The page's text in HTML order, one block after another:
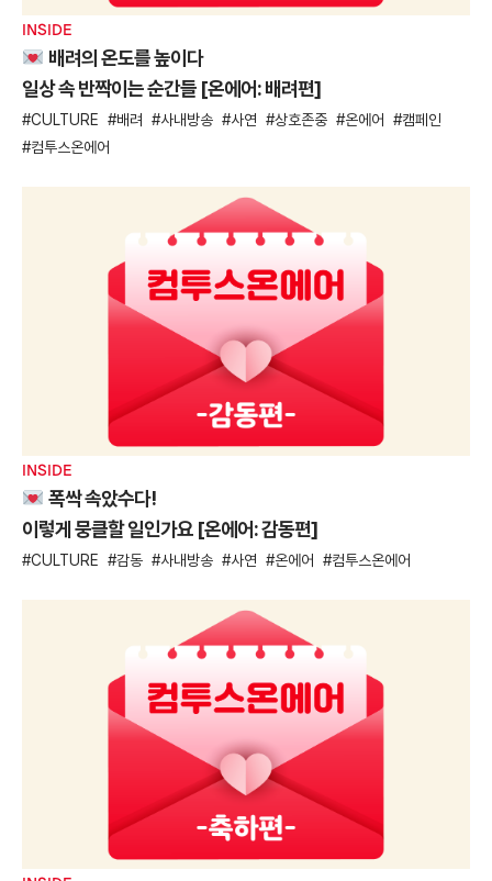
INSIDE
배려의 온도를 높이다
일상 속 반짝이는 순간들 [온에어: 배려편]
CULTURE 배려 사내방송 사연 상호존중 온에어
캠페인
컴투스온에어
INSIDE
폭싹 속았수다!
이렇게 뭉클할 일인가요 [온에어: 감동편]
CULTURE 감동 사내방송 사연 온에어 컴투스온에어